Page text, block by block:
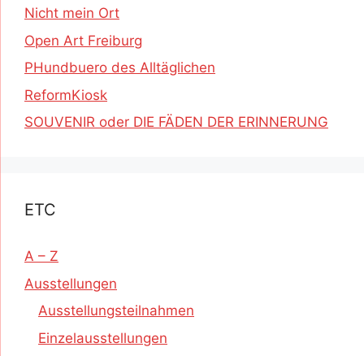
Nicht mein Ort
Open Art Freiburg
PHundbuero des Alltäglichen
ReformKiosk
SOUVENIR oder DIE FÄDEN DER ERINNERUNG
ETC
A – Z
Ausstellungen
Ausstellungsteilnahmen
Einzelausstellungen